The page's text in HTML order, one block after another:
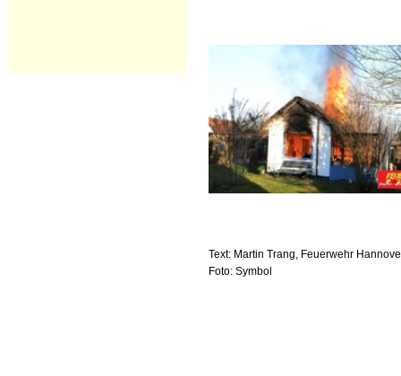
Text: Martin Trang, Feuerwehr
Foto: Symbol